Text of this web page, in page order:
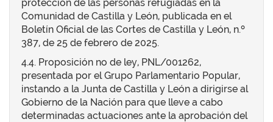
protección de las personas refugiadas en la
Comunidad de Castilla y León, publicada en el
Boletín Oficial de las Cortes de Castilla y León, n.º
387, de 25 de febrero de 2025.
4.4. Proposición no de ley, PNL/001262,
presentada por el Grupo Parlamentario Popular,
instando a la Junta de Castilla y León a dirigirse al
Gobierno de la Nación para que lleve a cabo
determinadas actuaciones ante la aprobación del